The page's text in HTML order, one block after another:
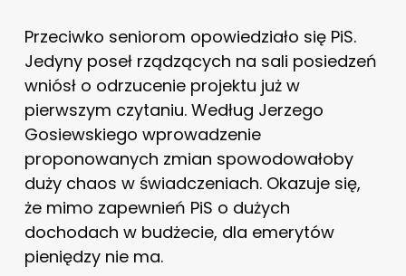
Przeciwko seniorom opowiedziało się PiS.
Jedyny poseł rządzących na sali posiedzeń
wniósł o odrzucenie projektu już w
pierwszym czytaniu. Według Jerzego
Gosiewskiego wprowadzenie
proponowanych zmian spowodowałoby
duży chaos w świadczeniach. Okazuje się,
że mimo zapewnień PiS o dużych
dochodach w budżecie, dla emerytów
pieniędzy nie ma.